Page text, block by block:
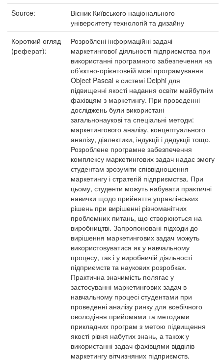
Source:
Вісник Київського національного
університету технологій та дизайну
Короткий огляд
(реферат):
Розроблені інформаційні задачі
маркетингової діяльності підприємства при
використанні програмного забезпечення на
об’єктно-орієнтовній мові програмування
Object Pascal в системі Delphi для
підвищенні якості надання освіти майбутнім
фахівцям з маркетингу. При проведенні
досліджень були використані
загальнонаукові та спеціальні методи:
маркетингового аналізу, концептуального
аналізу, діалектики, індукції і дедукції тощо.
Розроблене програмне забезпечення
комплексу маркетингових задач надає змогу
студентам зрозуміти співвідношення
маркетингу і стратегій підприємства. При
цьому, студенти можуть набувати практичні
навички щодо прийняття управлінських
рішень при вирішенні різноманітних
проблемних питань, що створюються на
виробництві. Запропоновані підходи до
вирішення маркетингових задач можуть
використовуватися як у навчальному
процесу, так і у виробничій діяльності
підприємств та наукових розробках.
Практична значимість полягає у
застосуванні маркетингових задач в
навчальному процесі студентами при
проведенні аналізу ринку для всебічного
оволодіння прийомами та методами
прикладних програм з метою підвищення
якості рівня набутих знань, а також у
використанні задач фахівцями відділів
маркетингу вітчизняних підприємств.